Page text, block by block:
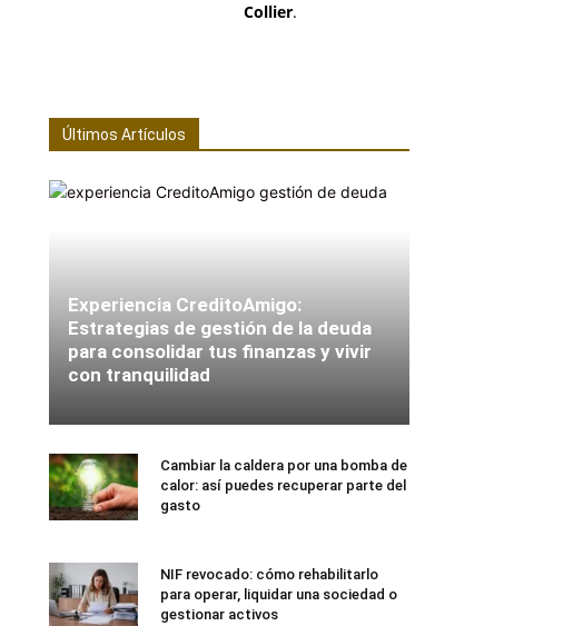
Collier.
Últimos Artículos
Experiencia CreditoAmigo:
Estrategias de gestión de la deuda
para consolidar tus finanzas y vivir
con tranquilidad
Cambiar la caldera por una bomba de
calor: así puedes recuperar parte del
gasto
NIF revocado: cómo rehabilitarlo
para operar, liquidar una sociedad o
gestionar activos